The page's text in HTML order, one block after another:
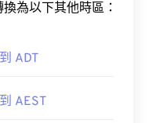
為以下其他時區：
ADT
AEST